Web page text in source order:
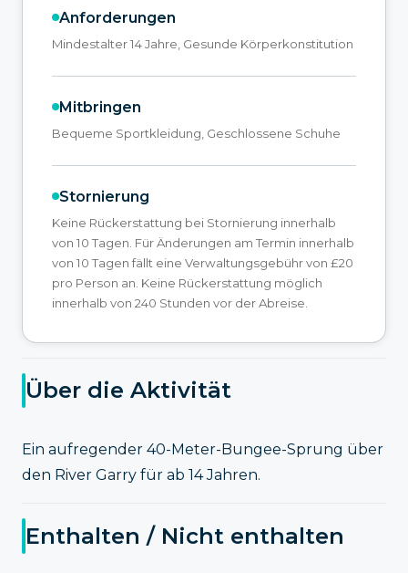
Anforderungen
Mindestalter 14 Jahre, Gesunde Körperkonstitution
Mitbringen
Bequeme Sportkleidung, Geschlossene Schuhe
Stornierung
Keine Rückerstattung bei Stornierung innerhalb
von 10 Tagen. Für Änderungen am Termin innerhalb
von 10 Tagen fällt eine Verwaltungsgebühr von £20
pro Person an. Keine Rückerstattung möglich
innerhalb von 240 Stunden vor der Abreise.
Über die Aktivität
Ein aufregender 40-Meter-Bungee-Sprung über
den River Garry für ab 14 Jahren.
Enthalten / Nicht enthalten